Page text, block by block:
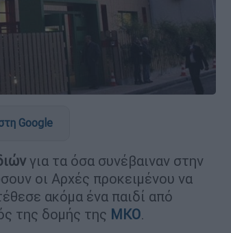
Google
για τα όσα συνέβαιναν στην
οι Αρχές προκειμένου να
ακόμα ένα παιδί από
της δομής της ΜΚΟ.